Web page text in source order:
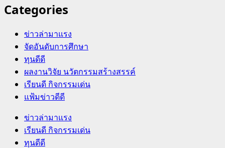
Categories
ข่าวล่ามาแรง
จัดอันดับการศึกษา
ทุนดีดี
ผลงานวิจัย นวัตกรรมสร้างสรรค์
เรียนดี กิจกรรมเด่น
แฟ้มข่าวดีดี
Primary
Menu
ข่าวล่ามาแรง
เรียนดี กิจกรรมเด่น
ทุนดีดี